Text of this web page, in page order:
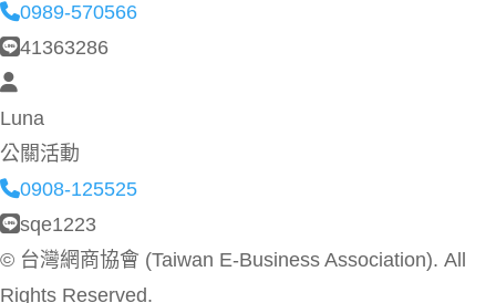
0989-570566
41363286
Luna
公關活動
0908-125525
sqe1223
© 台灣網商協會 (Taiwan E-Business Association). All
Rights Reserved.